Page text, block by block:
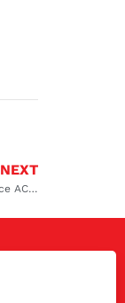
NEXT
Pilihan Bengkel Service AC Mobil Gading Serpong Terbaik